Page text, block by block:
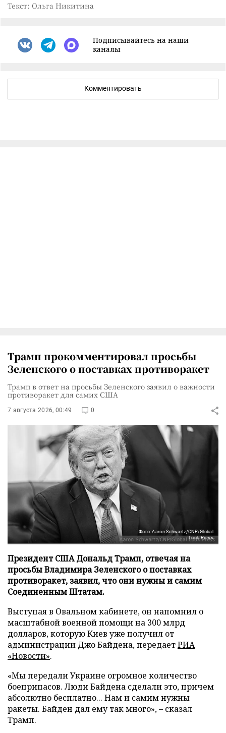
Текст: Ольга Никитина
Подписывайтесь на наши
каналы
Комментировать
Трамп прокомментировал просьбы
Зеленского о поставках противоракет
Трамп в ответ на просьбы Зеленского заявил о важности
противоракет для самих США
7 августа 2026, 00:49 0
Фото: Aaron Schwartz/CNP/Global
Look Press
Президент США Дональд Трамп, отвечая на
просьбы Владимира Зеленского о поставках
противоракет, заявил, что они нужны и самим
Соединенным Штатам.
Выступая в Овальном кабинете, он напомнил о
масштабной военной помощи на 300 млрд
долларов, которую Киев уже получил от
администрации Джо Байдена, передаетРИА
«Новости».
«Мы передали Украине огромное количество
боеприпасов. Люди Байдена сделали это, причем
абсолютно бесплатно... Нам и самим нужны
ракеты. Байден дал ему так много», – сказал
Трамп.